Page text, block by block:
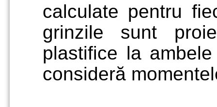
calculate pentru
grinzile sunt
plastifice la
consideră